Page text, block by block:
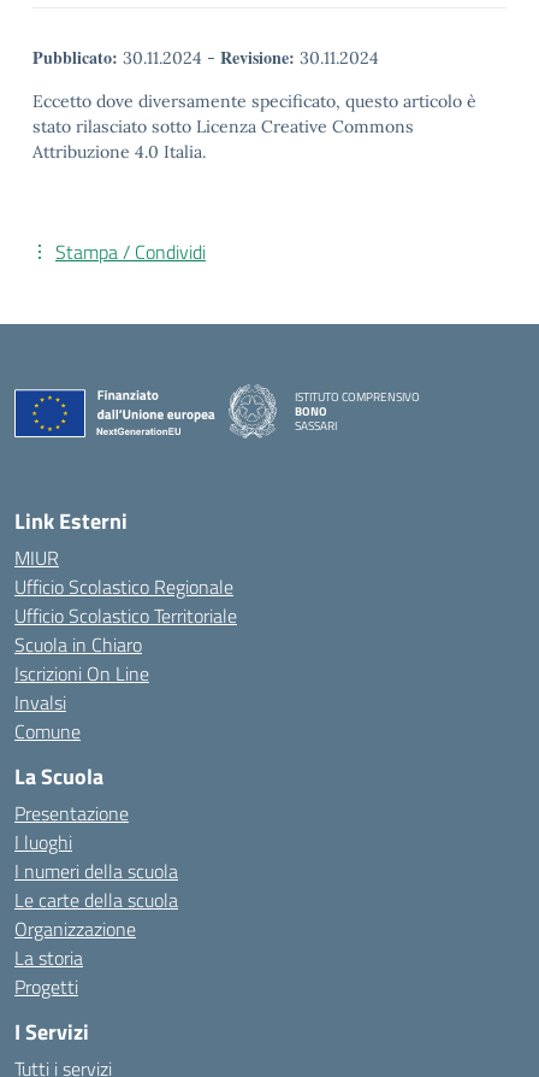
Pubblicato: 30.11.2024 - Revisione: 30.11.2024
Eccetto dove diversamente specificato, questo articolo è
stato rilasciato sotto Licenza Creative Commons
Attribuzione 4.0 Italia.
Stampa / Condividi
ISTITUTO COMPRENSIVO
BONO
SASSARI
Link Esterni
MIUR
Ufficio Scolastico Regionale
Ufficio Scolastico Territoriale
Scuola in Chiaro
Iscrizioni On Line
Invalsi
Comune
La Scuola
Presentazione
I luoghi
I numeri della scuola
Le carte della scuola
Organizzazione
La storia
Progetti
I Servizi
Tutti i servizi